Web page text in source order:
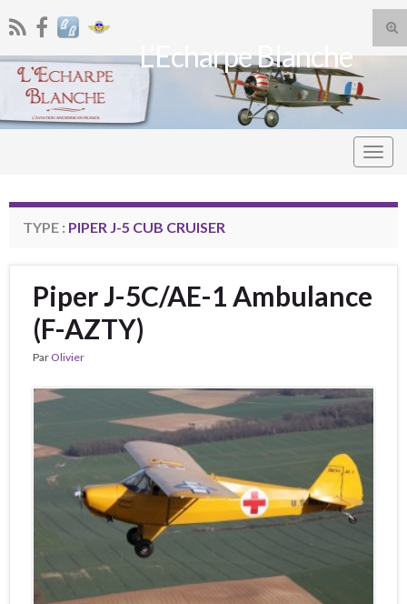
Search for:L’Echarpe Blanche
TYPE : PIPER J-5 CUB CRUISER
Piper J-5C/AE-1 Ambulance
(F-AZTY)
Par Olivier